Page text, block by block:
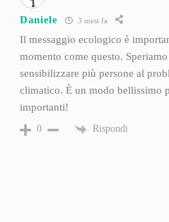
Daniele 3 mesi fa
Il messaggio ecologico è
momento come questo.
sensibilizzare più persone al
climatico. È un modo bellissimo
importanti!
0 Rispondi